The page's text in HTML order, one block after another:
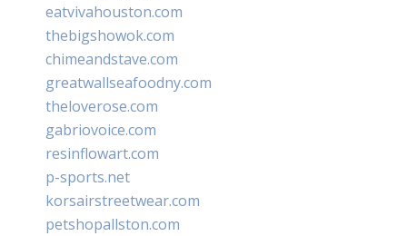
eatvivahouston.com
thebigshowok.com
chimeandstave.com
greatwallseafoodny.com
theloverose.com
gabriovoice.com
resinflowart.com
p-sports.net
korsairstreetwear.com
petshopallston.com